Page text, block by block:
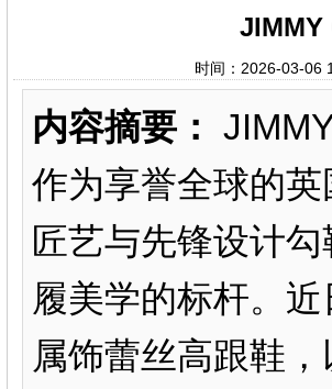
JIMMY
时间：2026-03-
内容摘要：
作为享誉全球的
匠艺与先锋设计
履美学的标杆。
属饰蕾丝高跟鞋